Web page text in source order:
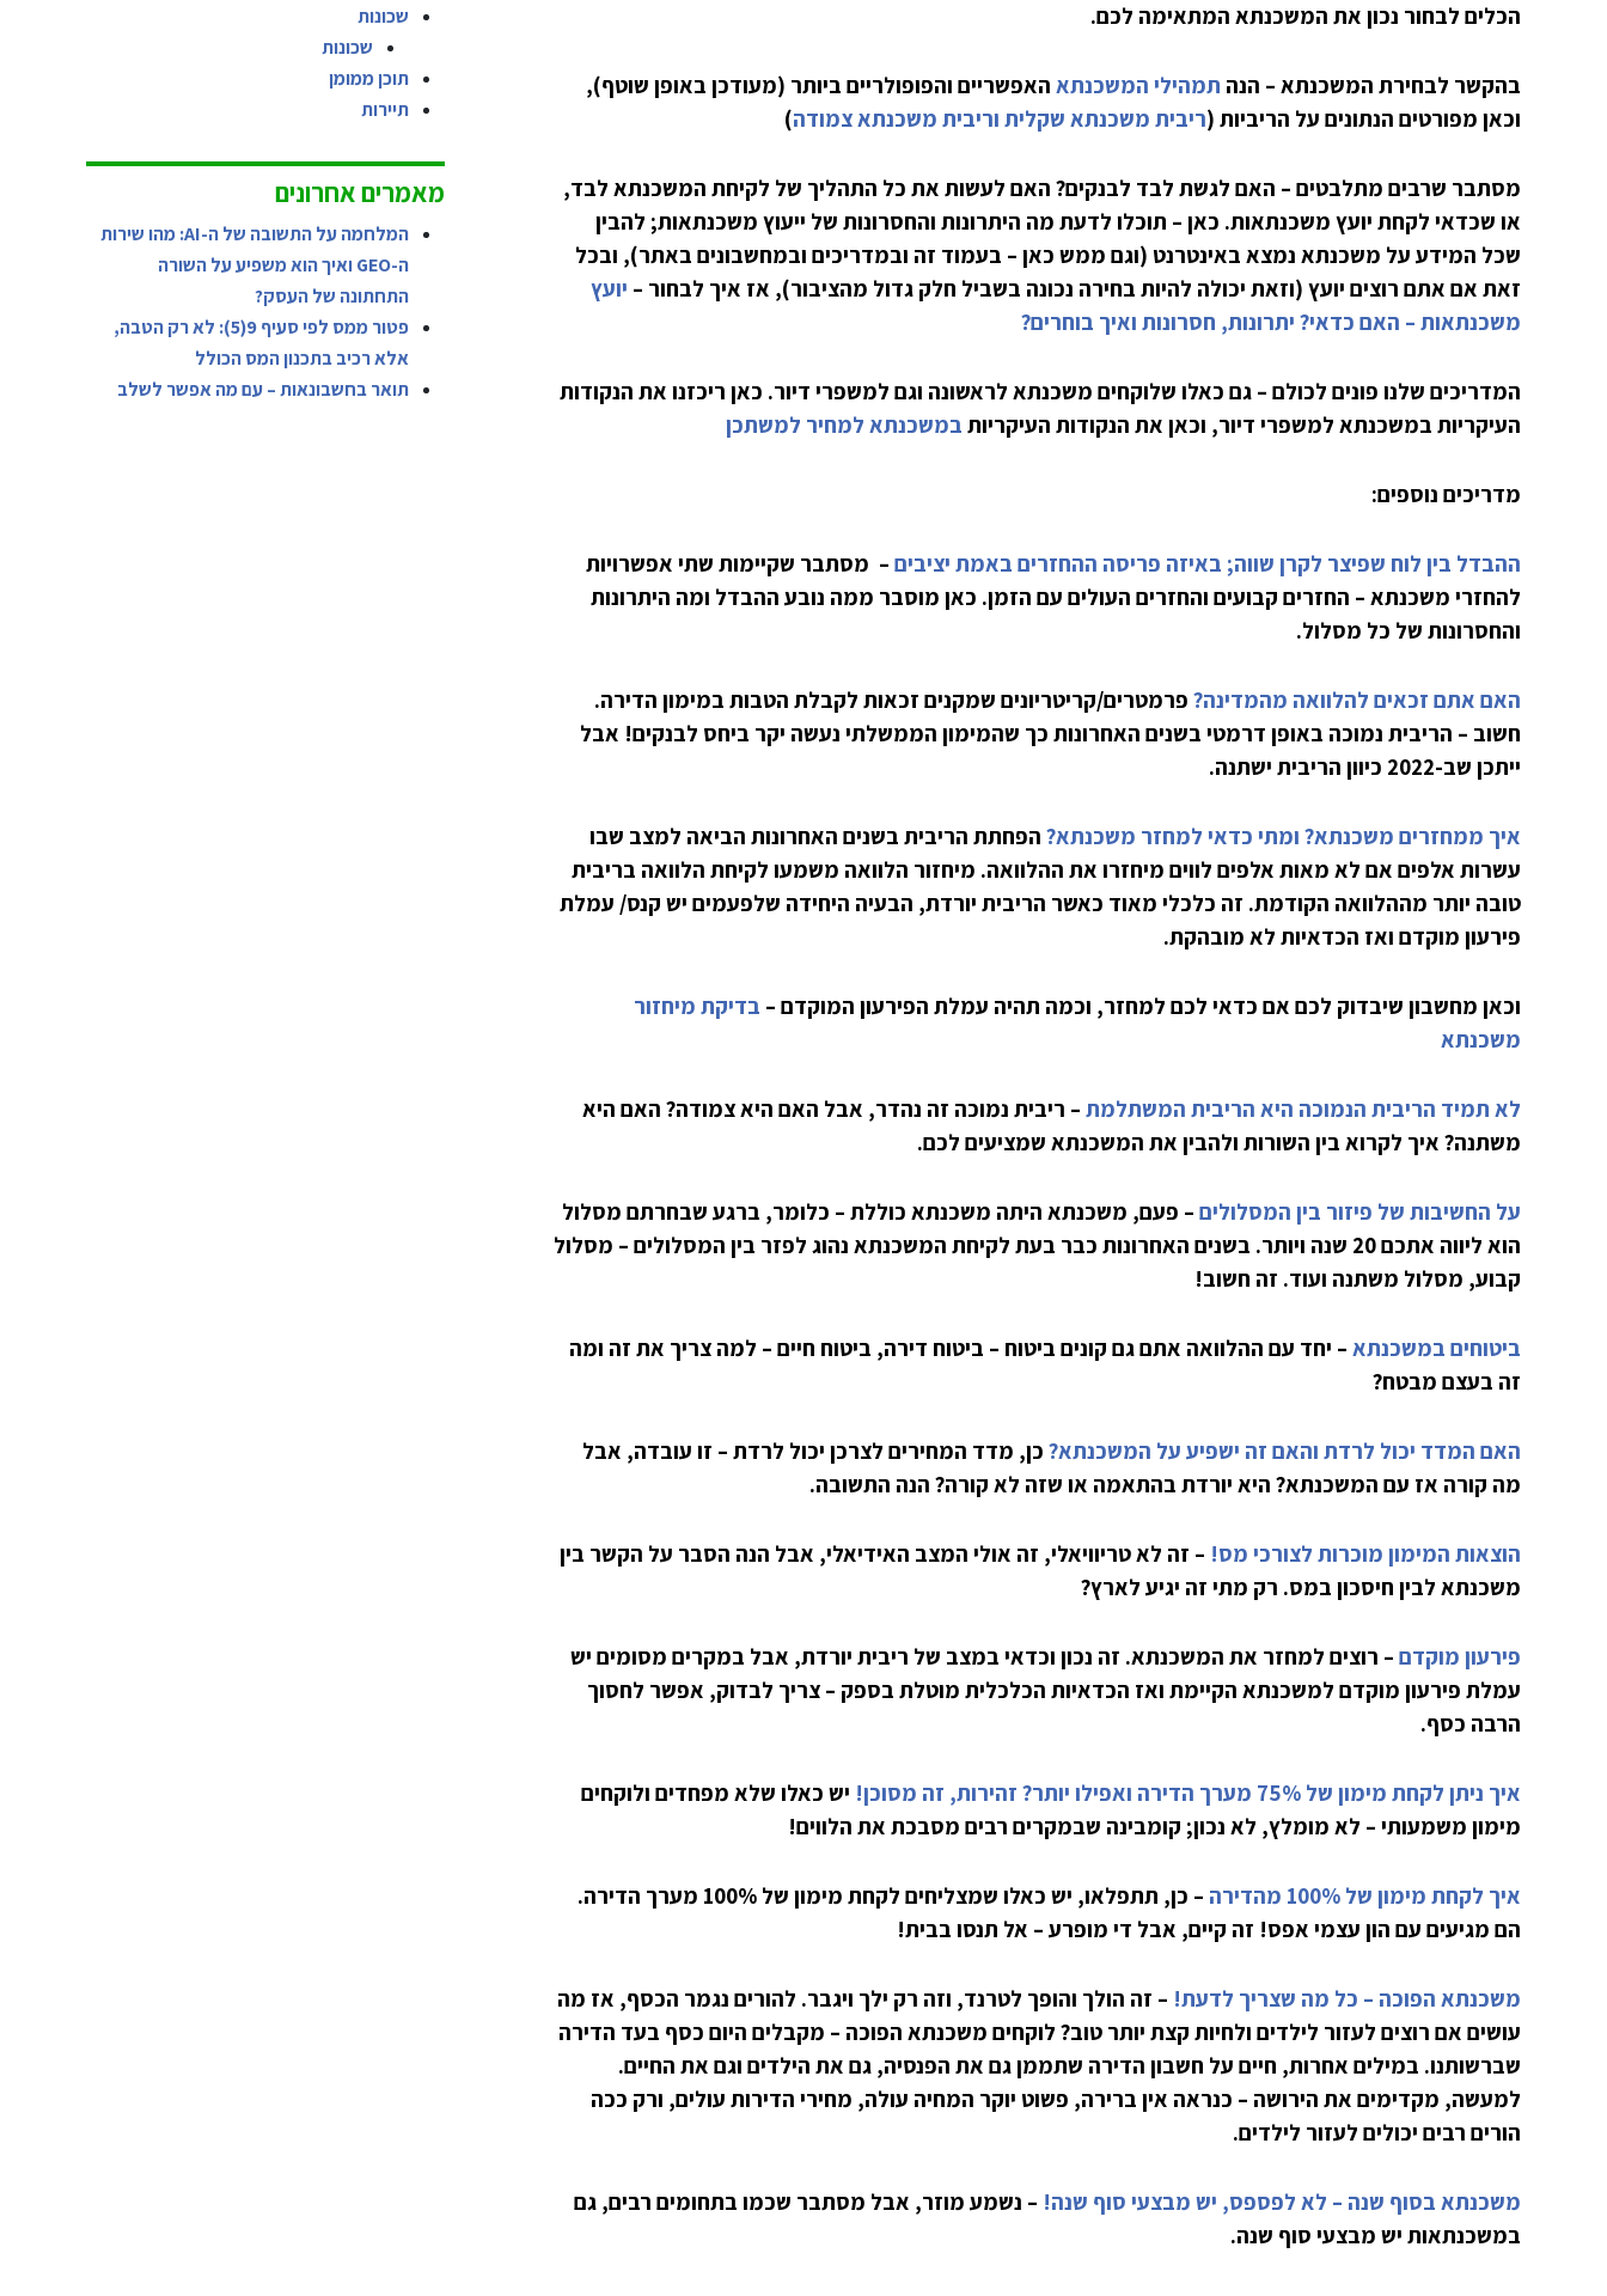
הכלים לבחור נכון את המשכנתא המתאימה לכם.
בהקשר לבחירת המשכנתא – הנה תמהילי המשכנתא האפשריים והפופולריים ביותר (מעודכן באופן שוטף),
וכאן מפורטים הנתונים על הריביות (ריבית משכנתא שקלית וריבית משכנתא צמודה)
מסתבר שרבים מתלבטים – האם לגשת לבד לבנקים? האם לעשות את כל התהליך של לקיחת המשכנתא לבד,
או שכדאי לקחת יועץ משכנתאות. כאן – תוכלו לדעת מה היתרונות והחסרונות של ייעוץ משכנתאות; להבין
שכל המידע על משכנתא נמצא באינטרנט (וגם ממש כאן – בעמוד זה ובמדריכים ובמחשבונים באתר), ובכל
זאת אם אתם רוצים יועץ (וזאת יכולה להיות בחירה נכונה בשביל חלק גדול מהציבור), אז איך לבחור – יועץ
משכנתאות – האם כדאי? יתרונות, חסרונות ואיך בוחרים?
המדריכים שלנו פונים לכולם – גם כאלו שלוקחים משכנתא לראשונה וגם למשפרי דיור. כאן ריכזנו את הנקודות
העיקריות במשכנתא למשפרי דיור, וכאן את הנקודות העיקריות במשכנתא למחיר למשתכן
מדריכים נוספים:
ההבדל בין לוח שפיצר לקרן שווה; באיזה פריסה ההחזרים באמת יציבים – מסתבר שקיימות שתי אפשרויות
להחזרי משכנתא – החזרים קבועים והחזרים העולים עם הזמן. כאן מוסבר ממה נובע ההבדל ומה היתרונות
והחסרונות של כל מסלול.
האם אתם זכאים להלוואה מהמדינה? פרמטרים/קריטריונים שמקנים זכאות לקבלת הטבות במימון הדירה.
חשוב – הריבית נמוכה באופן דרמטי בשנים האחרונות כך שהמימון הממשלתי נעשה יקר ביחס לבנקים! אבל
ייתכן שב-2022 כיוון הריבית ישתנה.
איך ממחזרים משכנתא? ומתי כדאי למחזר משכנתא? הפחתת הריבית בשנים האחרונות הביאה למצב שבו
עשרות אלפים אם לא מאות אלפים לווים מיחזרו את ההלוואה. מיחזור הלוואה משמעו לקיחת הלוואה בריבית
טובה יותר מההלוואה הקודמת. זה כלכלי מאוד כאשר הריבית יורדת, הבעיה היחידה שלפעמים יש קנס/ עמלת
פירעון מוקדם ואז הכדאיות לא מובהקת.
וכאן מחשבון שיבדוק לכם אם כדאי לכם למחזר, וכמה תהיה עמלת הפירעון המוקדם – בדיקת מיחזור
משכנתא
לא תמיד הריבית הנמוכה היא הריבית המשתלמת – ריבית נמוכה זה נהדר, אבל האם היא צמודה? האם היא
משתנה? איך לקרוא בין השורות ולהבין את המשכנתא שמציעים לכם.
על החשיבות של פיזור בין המסלולים – פעם, משכנתא היתה משכנתא כוללת – כלומר, ברגע שבחרתם מסלול
הוא ליווה אתכם 20 שנה ויותר. בשנים האחרונות כבר בעת לקיחת המשכנתא נהוג לפזר בין המסלולים – מסלול
קבוע, מסלול משתנה ועוד. זה חשוב!
ביטוחים במשכנתא – יחד עם ההלוואה אתם גם קונים ביטוח – ביטוח דירה, ביטוח חיים – למה צריך את זה ומה
זה בעצם מבטח?
האם המדד יכול לרדת והאם זה ישפיע על המשכנתא? כן, מדד המחירים לצרכן יכול לרדת – זו עובדה, אבל
מה קורה אז עם המשכנתא? היא יורדת בהתאמה או שזה לא קורה? הנה התשובה.
הוצאות המימון מוכרות לצורכי מס! – זה לא טריוויאלי, זה אולי המצב האידיאלי, אבל הנה הסבר על הקשר בין
משכנתא לבין חיסכון במס. רק מתי זה יגיע לארץ?
פירעון מוקדם – רוצים למחזר את המשכנתא. זה נכון וכדאי במצב של ריבית יורדת, אבל במקרים מסומים יש
עמלת פירעון מוקדם למשכנתא הקיימת ואז הכדאיות הכלכלית מוטלת בספק – צריך לבדוק, אפשר לחסוך
הרבה כסף.
איך ניתן לקחת מימון של 75% מערך הדירה ואפילו יותר? זהירות, זה מסוכן!
יש כאלו שלא מפחדים ולוקחים
מימון משמעותי – לא מומלץ, לא נכון; קומבינה שבמקרים רבים מסבכת את הלווים!
איך לקחת מימון של 100% מהדירה
– כן, תתפלאו, יש כאלו שמצליחים לקחת מימון של 100% מערך הדירה.
הם מגיעים עם הון עצמי אפס! זה קיים, אבל די מופרע – אל תנסו בבית!
משכנתא הפוכה – כל מה שצריך לדעת! – זה הולך והופך לטרנד, וזה רק ילך ויגבר. להורים נגמר הכסף, אז מה
עושים אם רוצים לעזור לילדים ולחיות קצת יותר טוב? לוקחים משכנתא הפוכה – מקבלים היום כסף בעד הדירה
שברשותנו. במילים אחרות, חיים על חשבון הדירה שתממן גם את הפנסיה, גם את הילדים וגם את החיים.
למעשה, מקדימים את הירושה – כנראה אין ברירה, פשוט יוקר המחיה עולה, מחירי הדירות עולים, ורק ככה
הורים רבים יכולים לעזור לילדים.
משכנתא בסוף שנה – לא לפספס, יש מבצעי סוף שנה! – נשמע מוזר, אבל מסתבר שכמו בתחומים רבים, גם
במשכנתאות יש מבצעי סוף שנה.
שכונות
שכונות
תוכן ממומן
תיירות
מאמרים אחרונים
המלחמה על התשובה של ה-AI: מהו שירות
ה-GEO ואיך הוא משפיע על השורה
התחתונה של העסק?
פטור ממס לפי סעיף 9(5): לא רק הטבה,
אלא רכיב בתכנון המס הכולל
תואר בחשבונאות – עם מה אפשר לשלב